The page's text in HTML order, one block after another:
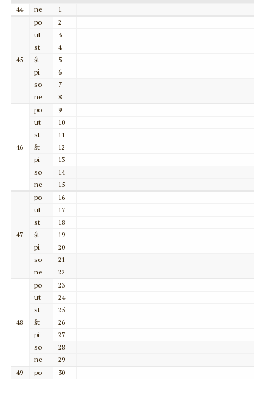
44
ne 1
45
po
2
ut
3
st
4
št
5
pi
6
so
7
ne
8
46
po
9
ut
10
st
11
št
12
pi
13
so
14
ne
15
47
po
16
ut
17
st
18
št
19
pi
20
so
21
ne
22
48
po
23
ut
24
st
25
št
26
pi
27
so
28
ne
29
49
po 30